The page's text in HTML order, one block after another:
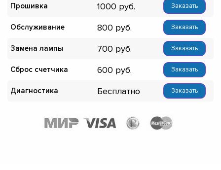
Прошивка 1000 Заказать
Обслуживание 800 Заказать
Замена лампы 700 Заказать
Сброс счетчика 600 Заказать
Диагностика Бесплатно Заказать